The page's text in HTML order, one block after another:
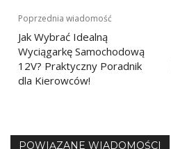
Nawigacja
wpisu
Poprzednia wiadomość
Jak Wybrać Idealną
Wyciągarkę Samochodową
12V? Praktyczny Poradnik
dla Kierowców!
POWIĄZANE WIADOMOŚCI